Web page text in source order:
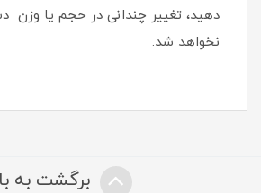
دهید، تغییر چندانی در حجم یا وزن
نخواهد شد‏.‏
برگشت به